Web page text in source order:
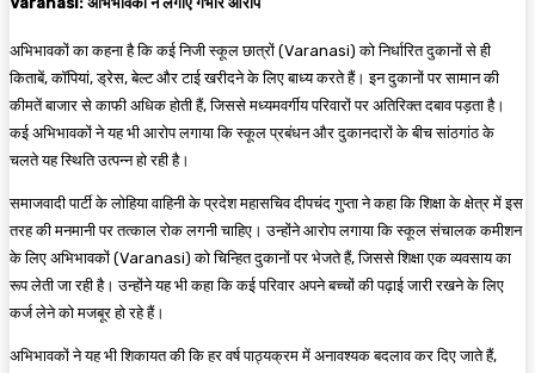
अभिभावकों का कहना है कि कई निजी स्कूल छात्रों (Varanasi) को निर्धारित दुकानों से ही
किताबें, कॉपियां, ड्रेस, बेल्ट और टाई खरीदने के लिए बाध्य करते हैं। इन दुकानों पर सामान की
कीमतें बाजार से काफी अधिक होती हैं, जिससे मध्यमवर्गीय परिवारों पर अतिरिक्त दबाव पड़ता है।
कई अभिभावकों ने यह भी आरोप लगाया कि स्कूल प्रबंधन और दुकानदारों के बीच सांठगांठ के
चलते यह स्थिति उत्पन्न हो रही है।
समाजवादी पार्टी के लोहिया वाहिनी के प्रदेश महासचिव दीपचंद गुप्ता ने कहा कि शिक्षा के क्षेत्र में इस
तरह की मनमानी पर तत्काल रोक लगनी चाहिए। उन्होंने आरोप लगाया कि स्कूल संचालक कमीशन
के लिए अभिभावकों (Varanasi) को चिन्हित दुकानों पर भेजते हैं, जिससे शिक्षा एक व्यवसाय का
रूप लेती जा रही है। उन्होंने यह भी कहा कि कई परिवार अपने बच्चों की पढ़ाई जारी रखने के लिए
कर्ज लेने को मजबूर हो रहे हैं।
अभिभावकों ने यह भी शिकायत की कि हर वर्ष पाठ्यक्रम में अनावश्यक बदलाव कर दिए जाते हैं,